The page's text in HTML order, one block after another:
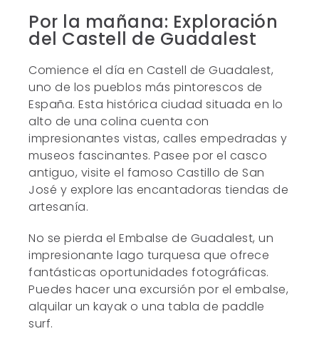
Por la mañana: Exploración
del Castell de Guadalest
Comience el día en Castell de Guadalest,
uno de los pueblos más pintorescos de
España. Esta histórica ciudad situada en lo
alto de una colina cuenta con
impresionantes vistas, calles empedradas y
museos fascinantes. Pasee por el casco
antiguo, visite el famoso Castillo de San
José y explore las encantadoras tiendas de
artesanía.
No se pierda el Embalse de Guadalest, un
impresionante lago turquesa que ofrece
fantásticas oportunidades fotográficas.
Puedes hacer una excursión por el embalse,
alquilar un kayak o una tabla de paddle
surf.